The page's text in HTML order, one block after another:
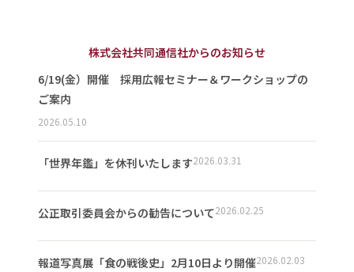
株式会社共同通信社からのお知らせ
6/19(金）開催 採用広報セミナー＆ワークショップの
ご案内
2026.05.10
「世界年鑑」を休刊いたします2026.03.31
公正取引委員会からの勧告について2026.02.25
報道写真展「食の戦後史」2月10日より開催2026.02.03